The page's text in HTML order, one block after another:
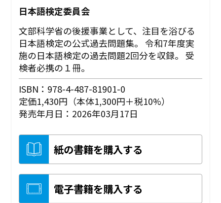
日本語検定委員会
文部科学省の後援事業として、注目を浴びる
日本語検定の公式過去問題集。 令和7年度実
施の日本語検定の過去問題2回分を収録。 受
検者必携の１冊。
ISBN：978-4-487-81901-0
定価1,430円（本体1,300円＋税10%）
発売年月日：2026年03月17日
紙の書籍を購入する
電子書籍を購入する